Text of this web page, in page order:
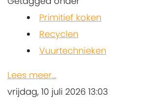
Primitief koken
Recyclen
Vuurtechnieken
Lees meer...
vrijdag, 10 juli 2026 13:03